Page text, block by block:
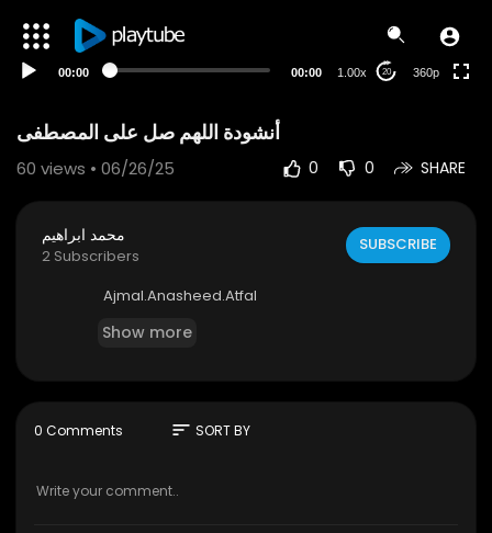
00:00 00:00 1.00x 20 360p
أنشودة اللهم صل على المصطفى
60 views • 06/26/25 0 0 SHARE
محمد ابراهيم
2 Subscribers
SUBSCRIBE
⁣⁣⁣Ajmal.Anasheed.Atfal
Show more
0 Comments sort SORT BY